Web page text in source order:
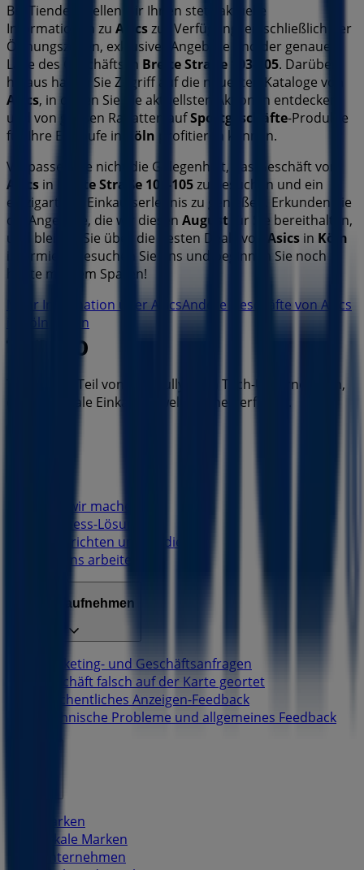
Bei Tiendeo stellen wir Ihnen stets aktuelle
Informationen zu Asicszur Verfügung, einschließlich der
Öffnungszeiten, exklusiver Angebote und der genauen
Lage des Geschäfts in Breite Straße 103-105. Darüber
hinaus haben Sie Zugriff auf die neuesten Kataloge von
Asics, in denen Sie die aktuellsten Aktionen entdecken
und von großen Rabatten aufSportgeschäfte-Produkte
für Ihre Einkäufe in
Köln profitieren können.
Verpassen Sie nicht die Gelegenheit, das Geschäft von
Asics in Breite Straße 103-105zu besuchen und ein
einzigartiges Einkaufserlebnis zu genießen. Erkunden Sie
die Angebote, die wir diesen August für Sie bereithalten,
und bleiben Sie über die besten Deals von
Asics in Köln
informiert. Besuchen Sie uns und beginnen Sie noch
heute mit dem Sparen!
Mehr Information über AsicsAndere Geschäfte von Asics
in Köln sehen
Tiendeo ist Teil von Shopfully, dem Tech-Unternehmen,
das das lokale Einkaufen weltweit neu erfindet.
Was wir machen
Business-Lösungen
Nachrichten und Medien
Mit uns arbeiten
Kontakt aufnehmen
Marketing- und Geschäftsanfragen
Geschäft falsch auf der Karte geortet
Wöchentliches Anzeigen-Feedback
Technische Probleme und allgemeines Feedback
Marken
Lokale Marken
Unternehmen